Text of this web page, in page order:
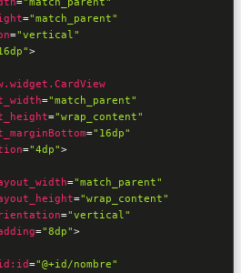
="match_parent"
="vertical"
>
="match_parent"
="wrap_content"
="16dp"
="4dp">
="match_parent"
="wrap_content"
="vertical"
="8dp">
="@+id/nombre"